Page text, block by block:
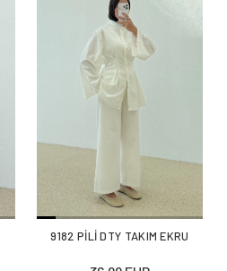
9182 PİLİ DTY TAKIM EKRU
36,99 EUR